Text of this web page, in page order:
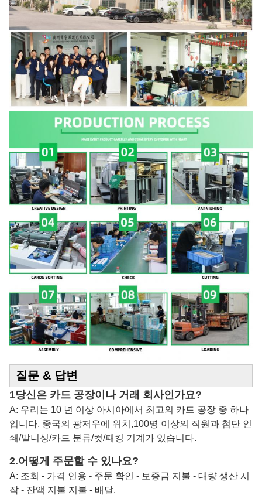
질문 & 답변
1당신은 카드 공장이나 거래 회사인가요?
A: 우리는 10 년 이상 아시아에서 최고의 카드 공장 중 하나
입니다, 중국의 광저우에 위치,100명 이상의 직원과 첨단 인
쇄/발니싱/카드 분류/컷/패킹 기계가 있습니다.
2.어떻게 주문할 수 있나요?
A: 조회 - 가격 인용 - 주문 확인 - 보증금 지불 - 대량 생산 시
작 - 잔액 지불 지불 - 배달.